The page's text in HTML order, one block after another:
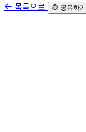
목록으로
공유하기